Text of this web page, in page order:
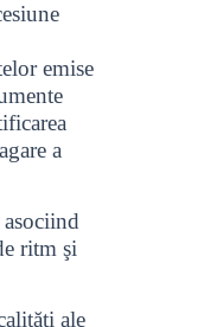
emise
a
ritm şi
ale